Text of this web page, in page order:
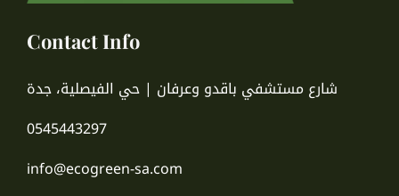
Contact Info
شارع مستشفي باقدو وعرفان | حي الفيصلية، جدة
0545443297
info@ecogreen-sa.com